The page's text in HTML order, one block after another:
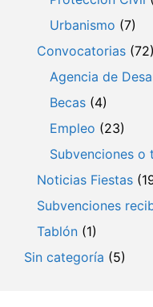
Urbanismo (7)
Convocatorias (72)
Agencia de
Becas (4)
Empleo (23)
Subvenciones o
Noticias Fiestas
Subvenciones
Tablón (1)
Sin categoría (5)